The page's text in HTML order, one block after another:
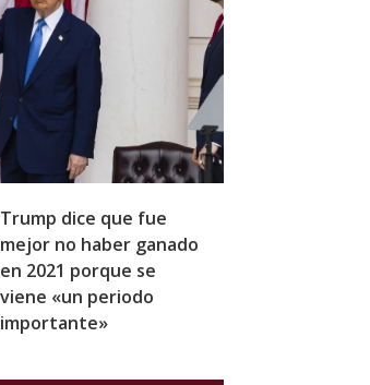
Trump dice que fue
mejor no haber ganado
en 2021 porque se
viene «un periodo
importante»